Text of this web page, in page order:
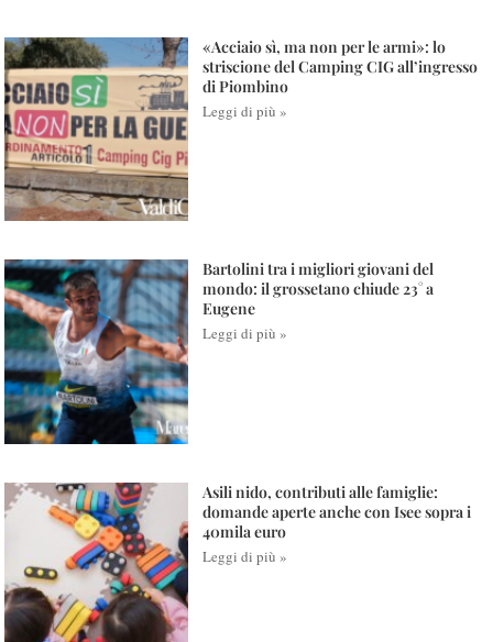
«Acciaio sì, ma non per le armi»: lo
striscione del Camping CIG all’ingresso
di Piombino
Leggi di più »
Bartolini tra i migliori giovani del
mondo: il grossetano chiude 23° a
Eugene
Leggi di più »
Asili nido, contributi alle famiglie:
domande aperte anche con Isee sopra i
40mila euro
Leggi di più »